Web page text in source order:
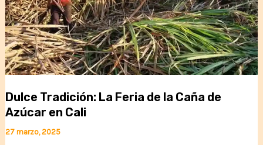
Dulce Tradición: La Feria de la Caña de
Azúcar en Cali
27 marzo, 2025